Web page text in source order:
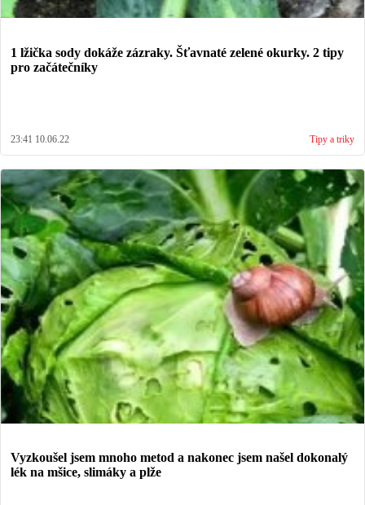
1 lžička sody dokáže zázraky. Šťavnaté zelené okurky. 2 tipy
pro začátečníky
23:41 10.06.22 Tipy a triky
Vyzkoušel jsem mnoho metod a nakonec jsem našel dokonalý
lék na mšice, slimáky a plže